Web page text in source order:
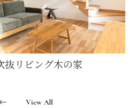
抜リビング木の家
View All